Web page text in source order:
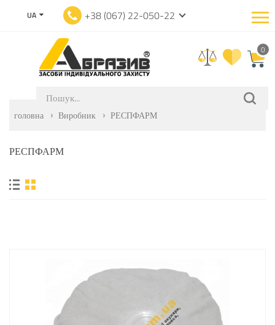
UA +38 (067) 22-050-22
0
головна Виробник РЕСПФАРМ
РЕСПФАРМ